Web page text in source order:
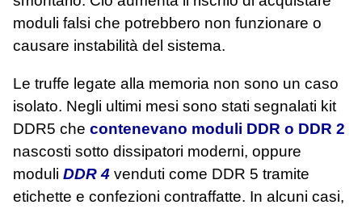
moduli falsi che potrebbero non funzionare o
causare instabilità del sistema.
Le truffe legate alla memoria non sono un caso
isolato. Negli ultimi mesi sono stati segnalati kit
DDR5 che contenevano moduli DDR o DDR 2
nascosti sotto dissipatori moderni, oppure
moduli DDR 4 venduti come DDR 5 tramite
etichette e confezioni contraffatte. In alcuni casi,